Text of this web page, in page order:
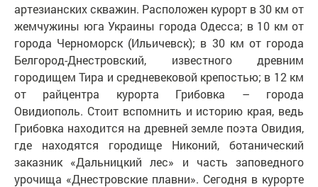
артезианских скважин. Расположен курорт в 30 км от
жемчужины юга Украины города Одесса; в 10 км от
города Черноморск (Ильичевск); в 30 км от города
Белгород-Днестровский, известного древним
городищем Тира и средневековой крепостью; в 12 км
от райцентра курорта Грибовка – города
Овидиополь. Стоит вспомнить и историю края, ведь
Грибовка находится на древней земле поэта Овидия,
где находятся городище Никоний, ботанический
заказник «Дальницкий лес» и часть заповедного
урочища «Днестровские плавни». Сегодня в курорте